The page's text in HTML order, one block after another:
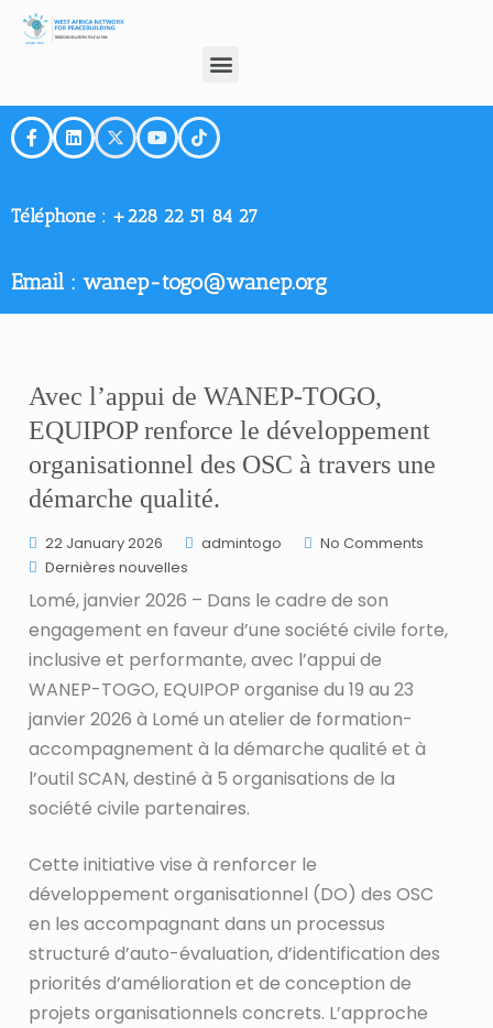
Téléphone : +228 22 51 84 27
Email : wanep-togo@wanep.org
Avec l’appui de WANEP-TOGO,
EQUIPOP renforce le développement
organisationnel des OSC à travers une
démarche qualité.
22 January 2026 admintogo
No Comments
Dernières nouvelles
Lomé, janvier 2026 – Dans le cadre de son
engagement en faveur d’une société civile forte,
inclusive et performante, avec l’appui de
WANEP-TOGO, EQUIPOP organise du 19 au 23
janvier 2026 à Lomé un atelier de formation-
accompagnement à la démarche qualité et à
l’outil SCAN, destiné à 5 organisations de la
société civile partenaires.
Cette initiative vise à renforcer le
développement organisationnel (DO) des OSC
en les accompagnant dans un processus
structuré d’auto-évaluation, d’identification des
priorités d’amélioration et de conception de
projets organisationnels concrets. L’approche